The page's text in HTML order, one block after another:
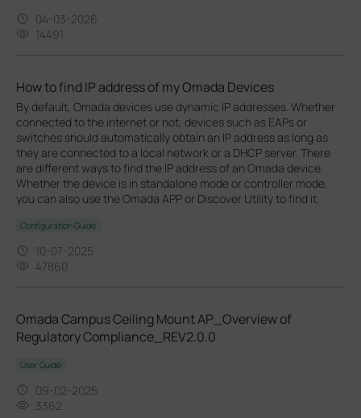
04-03-2026
14491
How to find IP address of my Omada Devices
By default, Omada devices use dynamic IP addresses. Whether
connected to the internet or not, devices such as EAPs or
switches should automatically obtain an IP address as long as
they are connected to a local network or a DHCP server. There
are different ways to find the IP address of an Omada device.
Whether the device is in standalone mode or controller mode,
you can also use the Omada APP or Discover Utility to find it.
Configuration Guide
10-07-2025
47860
Omada Campus Ceiling Mount AP_Overview of
Regulatory Compliance_REV2.0.0
User Guide
09-02-2025
3362